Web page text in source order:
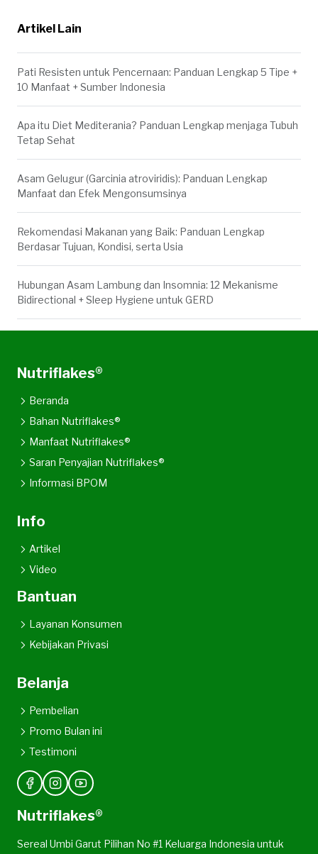
Artikel Lain
Pati Resisten untuk Pencernaan: Panduan Lengkap 5 Tipe +
10 Manfaat + Sumber Indonesia
Apa itu Diet Mediterania? Panduan Lengkap menjaga Tubuh
Tetap Sehat
Asam Gelugur (Garcinia atroviridis): Panduan Lengkap
Manfaat dan Efek Mengonsumsinya
Rekomendasi Makanan yang Baik: Panduan Lengkap
Berdasar Tujuan, Kondisi, serta Usia
Hubungan Asam Lambung dan Insomnia: 12 Mekanisme
Bidirectional + Sleep Hygiene untuk GERD
Nutriflakes®
Beranda
Bahan Nutriflakes®
Manfaat Nutriflakes®
Saran Penyajian Nutriflakes®
Informasi BPOM
Info
Artikel
Video
Bantuan
Layanan Konsumen
Kebijakan Privasi
Belanja
Pembelian
Promo Bulan ini
Testimoni
Nutriflakes®
Sereal Umbi Garut Pilihan No #1 Keluarga Indonesia untuk